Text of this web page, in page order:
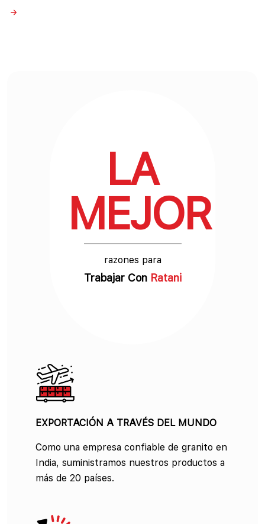
su profundo color negro y su
LA
MEJOR
razones para
Trabajar Con Ratani
EXPORTACIÓN A TRAVÉS DEL MUNDO
Como una empresa confiable de granito en
India, suministramos nuestros productos a
más de 20 países.